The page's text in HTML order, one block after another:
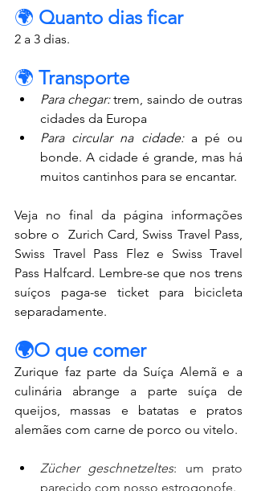
🌍 Quanto dias ficar
2 a 3 dias.
🌍 Transporte
Para chegar: trem, saindo de outras
cidades da Europa
Para circular na cidade: a pé ou
bonde. A cidade é grande, mas há
muitos cantinhos para se encantar.
Veja no final da página informações
sobre o  Zurich Card, Swiss Travel Pass,
Swiss Travel Pass Flez e Swiss Travel
Pass Halfcard. Lembre-se que nos trens
suíços paga-se ticket para bicicleta
separadamente.
🌍O que comer
Zurique faz parte da Suíça Alemã e a
culinária abrange a parte suíça de
queijos, massas e batatas e pratos
alemães com carne de porco ou vitelo.
Zücher geschnetzeltes: um prato
parecido com nosso estrogonofe.